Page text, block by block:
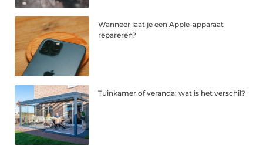
Wanneer laat je een Apple-apparaat
repareren?
Tuinkamer of veranda: wat is het verschil?